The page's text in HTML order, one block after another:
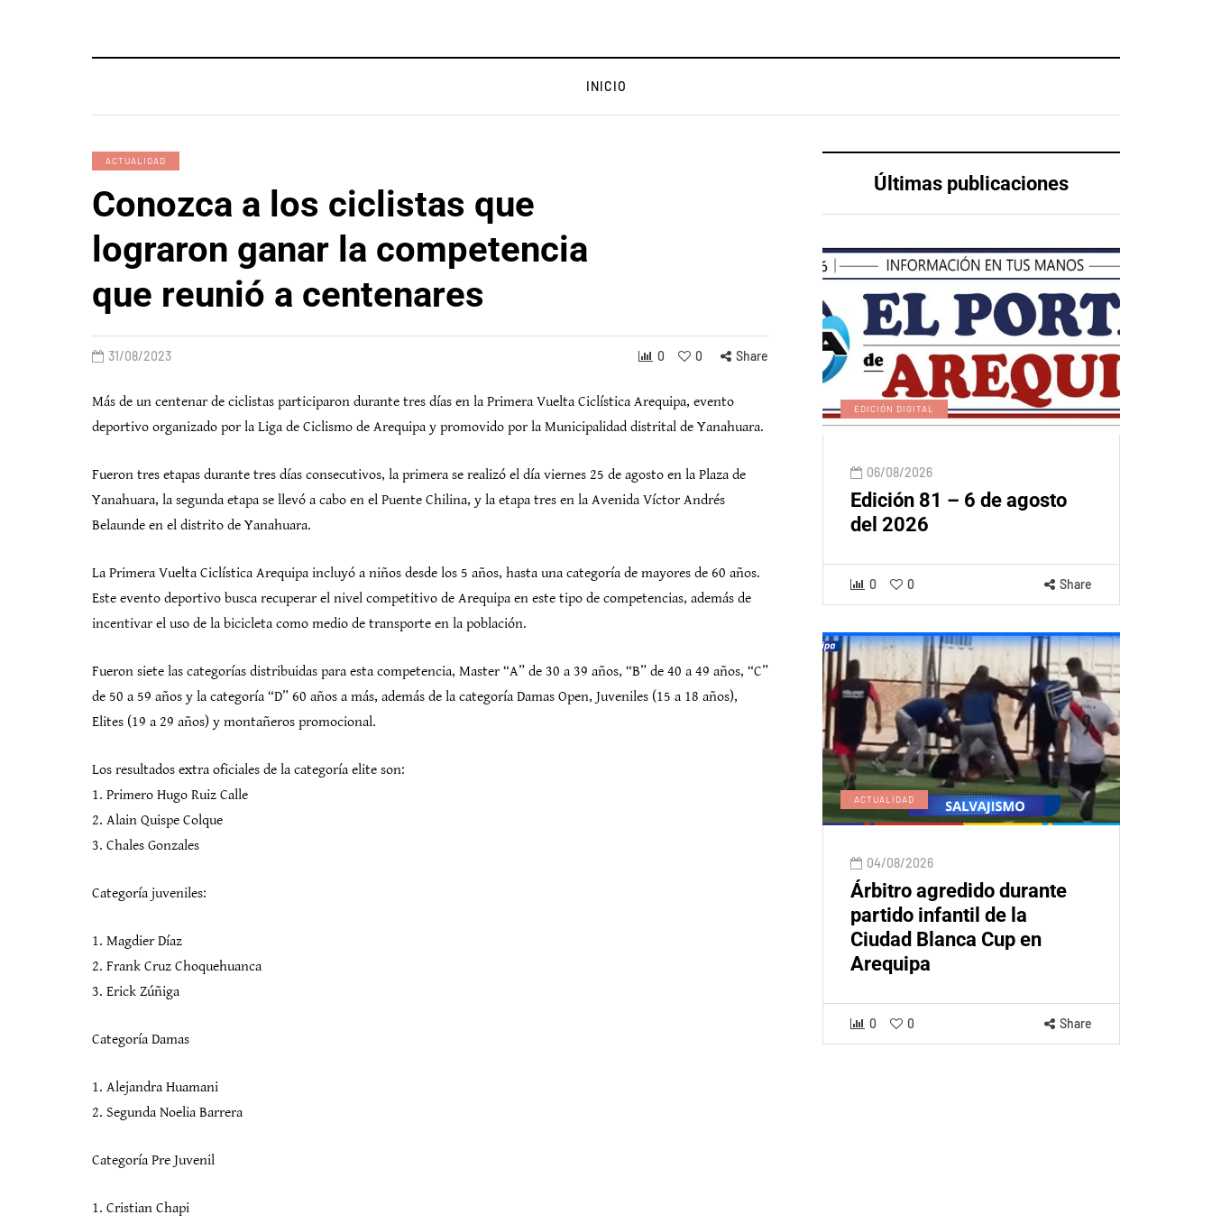
INICIO
ACTUALIDAD
Conozca a los ciclistas que
lograron ganar la competencia
que reunió a centenares
31/08/2023 0 0 Share
Más de un centenar de ciclistas participaron durante tres días en la Primera Vuelta Ciclística Arequipa, evento
deportivo organizado por la Liga de Ciclismo de Arequipa y promovido por la Municipalidad distrital de Yanahuara.
Fueron tres etapas durante tres días consecutivos, la primera se realizó el día viernes 25 de agosto en la Plaza de
Yanahuara, la segunda etapa se llevó a cabo en el Puente Chilina, y la etapa tres en la Avenida Víctor Andrés
Belaunde en el distrito de Yanahuara.
La Primera Vuelta Ciclística Arequipa incluyó a niños desde los 5 años, hasta una categoría de mayores de 60 años.
Este evento deportivo busca recuperar el nivel competitivo de Arequipa en este tipo de competencias, además de
incentivar el uso de la bicicleta como medio de transporte en la población.
Fueron siete las categorías distribuidas para esta competencia, Master “A” de 30 a 39 años, “B” de 40 a 49 años, “C”
de 50 a 59 años y la categoría “D” 60 años a más, además de la categoría Damas Open, Juveniles (15 a 18 años),
Elites (19 a 29 años) y montañeros promocional.
Los resultados extra oficiales de la categoría elite son:
1. Primero Hugo Ruiz Calle
2. Alain Quispe Colque
3. Chales Gonzales
Categoría juveniles:
1. Magdier Díaz
2. Frank Cruz Choquehuanca
3. Erick Zúñiga
Categoría Damas
1. Alejandra Huamani
2. Segunda Noelia Barrera
Categoría Pre Juvenil
1. Cristian Chapi
Últimas publicaciones
EDICIÓN DIGITAL
06/08/2026
Edición 81 – 6 de agosto
del 2026
0 0 Share
ACTUALIDAD
04/08/2026
Árbitro agredido durante
partido infantil de la
Ciudad Blanca Cup en
Arequipa
0 0 Share